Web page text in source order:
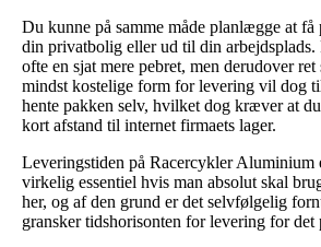
Du kunne på samme måde planlægge at få
din privatbolig eller ud til din arbejdsplads.
ofte en sjat mere pebret, men derudover
mindst kostelige form for levering vil dog
hente pakken selv, hvilket dog kræver at
kort afstand til internet firmaets lager.
Leveringstiden på Racercykler Aluminium
virkelig essentiel hvis man absolut skal
her, og af den grund er det selvfølgelig
gransker tidshorisonten for levering for